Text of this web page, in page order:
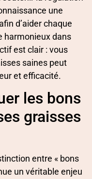
une
d’aider chaque
harmonieux dans
est clair : vous
saines peut
et efficacité.
les bons
graisses
entre « bons
un véritable enjeu